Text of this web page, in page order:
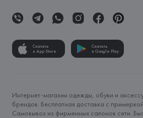
Скачать
в App Store
Скачать
в Google Play
Интернет-магазин одежды, обуви и
брендов. Бесплатная доставка с
Самовывоз из фирменных салонов сети.